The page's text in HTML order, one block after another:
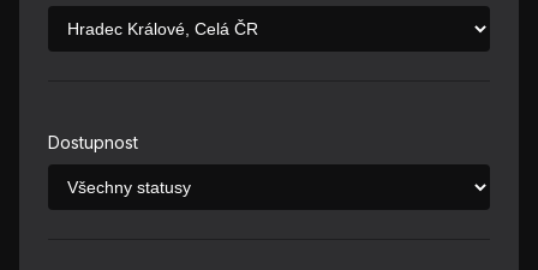
Dostupnost